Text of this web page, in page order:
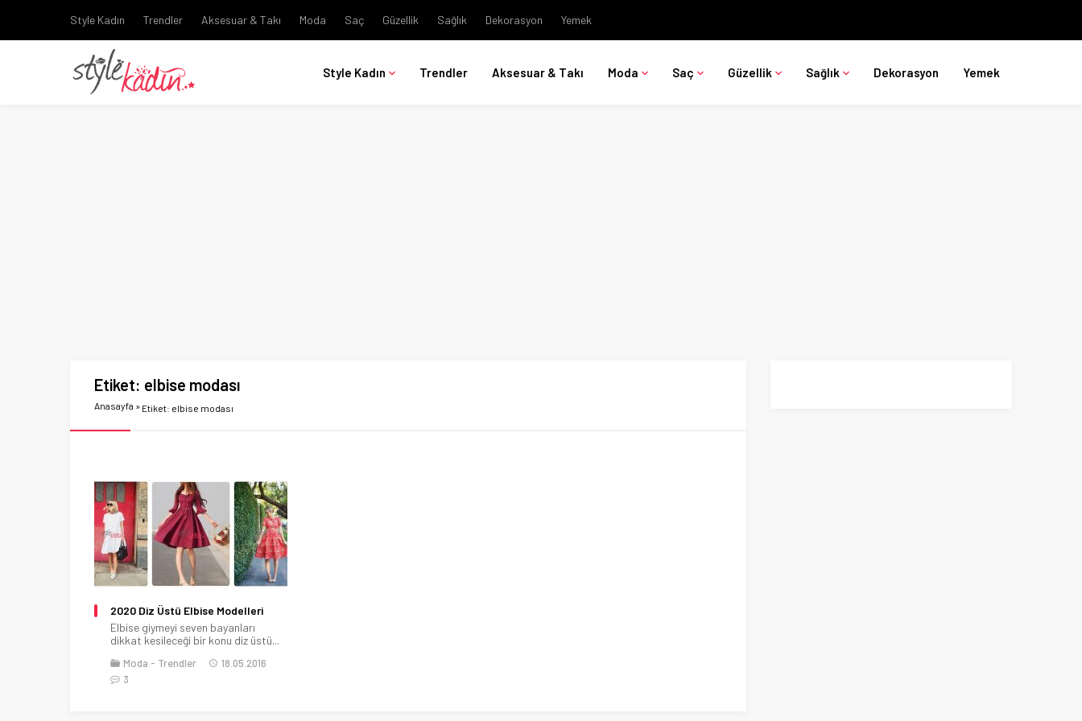
Style Kadın Trendler Aksesuar & Takı Moda Saç Güzellik Sağlık Dekorasyon Yemek
Style Kadın Trendler Aksesuar & Takı Moda Saç Güzellik Sağlık Dekorasyon Yemek
Etiket: elbise modası
Anasayfa » Etiket: elbise modası
2020 Diz Üstü Elbise Modelleri
Elbise giymeyi seven bayanları
dikkat kesileceği bir konu diz üstü...
Moda Trendler
18.05.2016
3